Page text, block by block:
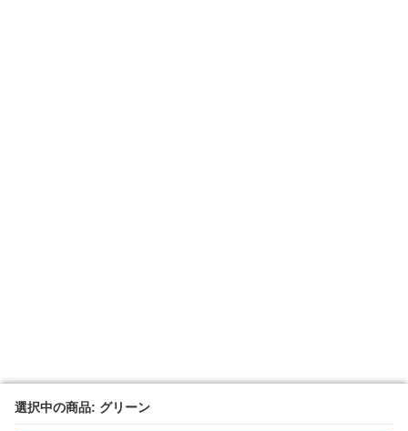
選択中の商品: グリーン
選択中の商品: グリーン